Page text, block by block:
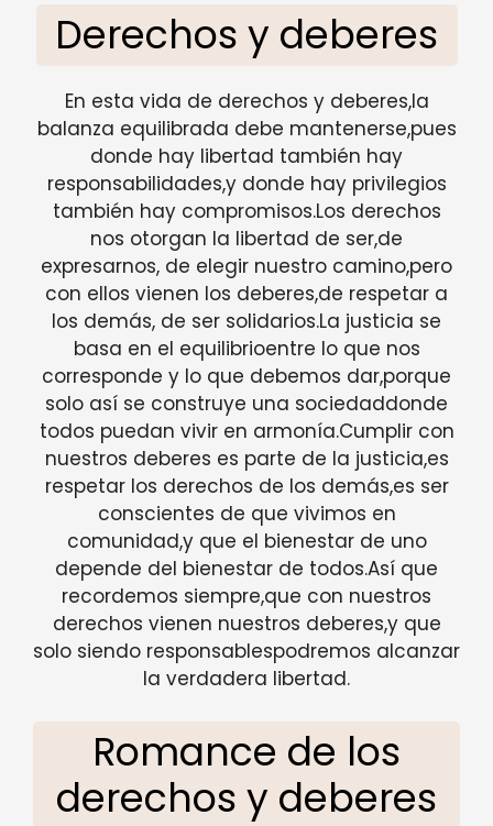
Derechos y deberes
En esta vida de derechos y deberes,la
balanza equilibrada debe mantenerse,pues
donde hay libertad también hay
responsabilidades,y donde hay privilegios
también hay compromisos.Los derechos
nos otorgan la libertad de ser,de
expresarnos, de elegir nuestro camino,pero
con ellos vienen los deberes,de respetar a
los demás, de ser solidarios.La justicia se
basa en el equilibrioentre lo que nos
corresponde y lo que debemos dar,porque
solo así se construye una sociedaddonde
todos puedan vivir en armonía.Cumplir con
nuestros deberes es parte de la justicia,es
respetar los derechos de los demás,es ser
conscientes de que vivimos en
comunidad,y que el bienestar de uno
depende del bienestar de todos.Así que
recordemos siempre,que con nuestros
derechos vienen nuestros deberes,y que
solo siendo responsablespodremos alcanzar
la verdadera libertad.
Romance de los
derechos y deberes